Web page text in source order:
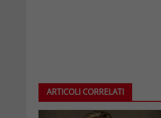
ARTICOLI CORRELATI